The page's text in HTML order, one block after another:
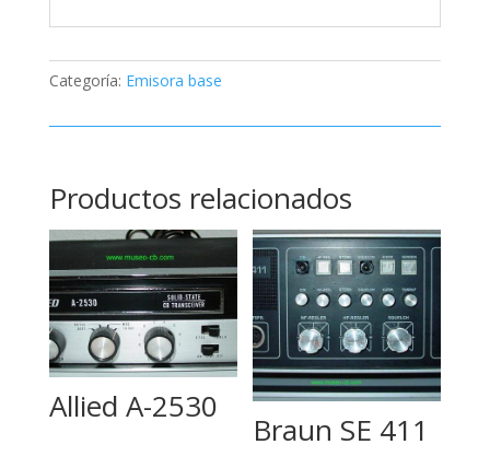
Categoría: Emisora base
Productos relacionados
Allied A-2530
Braun SE 411